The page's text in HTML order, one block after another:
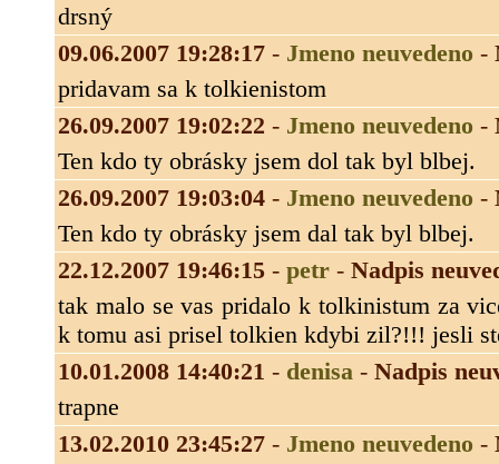
drsný
09.06.2007 19:28:17 - Jmeno neuvedeno -
pridavam sa k tolkienistom
26.09.2007 19:02:22 - Jmeno neuvedeno -
Ten kdo ty obrásky jsem dol tak byl blbej.
26.09.2007 19:03:04 - Jmeno neuvedeno -
Ten kdo ty obrásky jsem dal tak byl blbej.
22.12.2007 19:46:15 - petr - Nadpis
tak malo se vas pridalo k tolkinistum za
k tomu asi prisel tolkien kdybi zil?!!! jesli
10.01.2008 14:40:21 - denisa - Nadpis
trapne
13.02.2010 23:45:27 - Jmeno neuvedeno -